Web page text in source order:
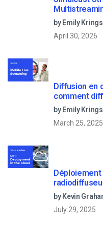
plusieurs sites
by Emily Krings
April 30, 2026
Diffusion en
comment
téléphone
by Emily Krings
March 25, 2025
by Kevin
July 29, 2025